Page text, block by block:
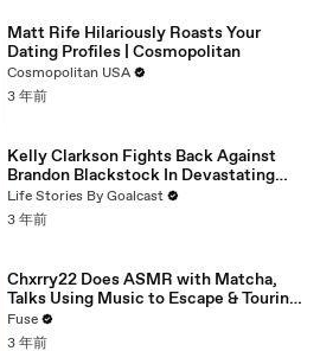
Matt Rife Hilariously Roasts Your
Dating Profiles | Cosmopolitan
Cosmopolitan USA
3 年前
Kelly Clarkson Fights Back Against
Brandon Blackstock In Devastating
Divorce Battle
Life Stories By Goalcast
3 年前
Chxrry22 Does ASMR with Matcha,
Talks Using Music to Escape & Touring
with The Weeknd
Fuse
3 年前